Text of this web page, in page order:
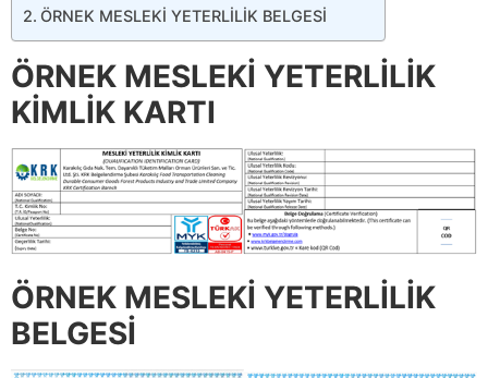
ÖRNEK MESLEKİ YETERLİLİK BELGESİ
ÖRNEK MESLEKİ YETERLİLİK
KİMLİK KARTI
ÖRNEK MESLEKİ YETERLİLİK
BELGESİ